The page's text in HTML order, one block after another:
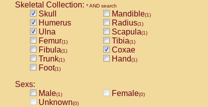
Skeletal Collection: * AND search
Skull Mandible(1)
Humerus Radius(1)
Ulna Scapula(1)
Femur(1) Tibia(1)
Fibula(1)
Coxae
Trunk(1) Hand(1)
Foot(1)
Sexs:
Male(1) Female(0)
Unknown(0)